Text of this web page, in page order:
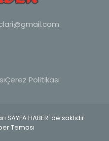
Çerez Politikası
HABER' de saklıdır.
Teması